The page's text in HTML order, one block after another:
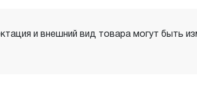
и внешний вид товара могут быть